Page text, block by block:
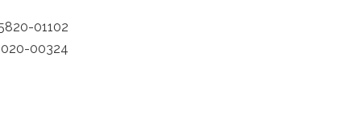
01102
00324